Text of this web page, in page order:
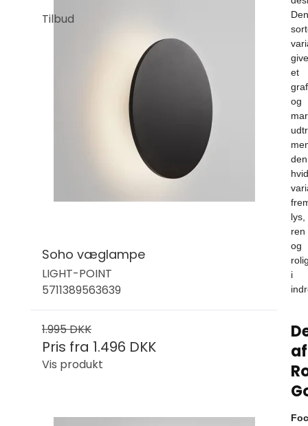
Tilbud
Soho væglampe
LIGHT-POINT
5711389563639
1.995 DKK
Pris fra 1.496 DKK
Vis produkt
Den
et
og
den
lys,
ren
og
i
af